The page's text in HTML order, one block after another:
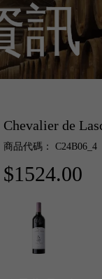
訊
Chevalier de
商品代碼： C24B06_4
$1524.00